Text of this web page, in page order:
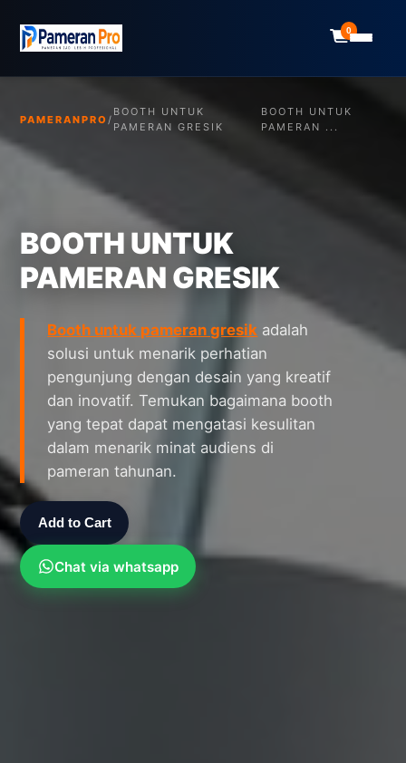
0
PAMERANPRO /
BOOTH UNTUK
PAMERAN GRESIK
BOOTH UNTUK
PAMERAN ...
BOOTH UNTUK
PAMERAN GRESIK
Booth untuk pameran gresik adalah
solusi untuk menarik perhatian
pengunjung dengan desain yang kreatif
dan inovatif. Temukan bagaimana booth
yang tepat dapat mengatasi kesulitan
dalam menarik minat audiens di
pameran tahunan.
Add to Cart
Chat via whatsapp